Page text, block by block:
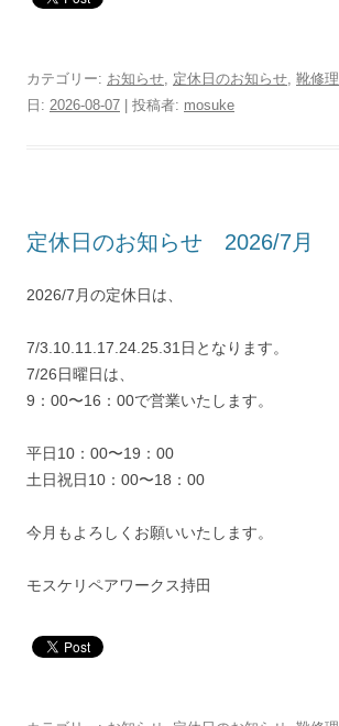
カテゴリー: お知らせ 定休日のお知らせ 靴修理
日: 2026-08-07 | 投稿者: mosuke
定休日のお知らせ 2026/7月
2026/7月の定休日は、
7/3.10.11.17.24.25.31日となります。
7/26日曜日は、
9：00〜16：00で営業いたします。
平日10：00〜19：00
土日祝日10：00〜18：00
今月もよろしくお願いいたします。
モスケリペアワークス持田